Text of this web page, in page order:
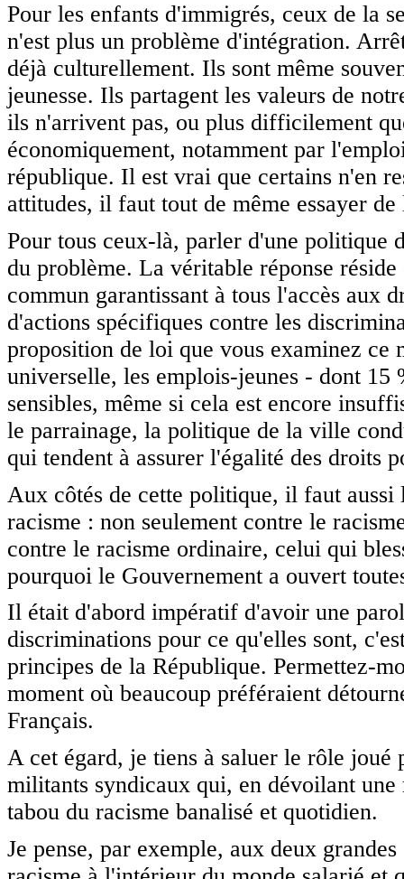
Pour les enfants d'immigrés, ceux de la
n'est plus un problème d'intégration.
déjà culturellement. Ils sont même
jeunesse. Ils partagent les valeurs de
ils n'arrivent pas, ou plus difficilement
économiquement, notamment par
république. Il est vrai que certains n'en
attitudes, il faut tout de même essayer
Pour tous ceux-là, parler d'une politique
du problème. La véritable réponse
commun garantissant à tous l'accès aux
d'actions spécifiques contre les
proposition de loi que vous examinez ce
universelle, les emplois-jeunes - dont 15
sensibles, même si cela est encore
le parrainage, la politique de la ville
qui tendent à assurer l'égalité des droits
Aux côtés de cette politique, il faut
racisme : non seulement contre le
contre le racisme ordinaire, celui qui
pourquoi le Gouvernement a ouvert
Il était d'abord impératif d'avoir une
discriminations pour ce qu'elles sont,
principes de la République. Permettez-
moment où beaucoup préféraient
Français.
A cet égard, je tiens à saluer le rôle joué
militants syndicaux qui, en dévoilant
tabou du racisme banalisé et quotidien.
Je pense, par exemple, aux deux